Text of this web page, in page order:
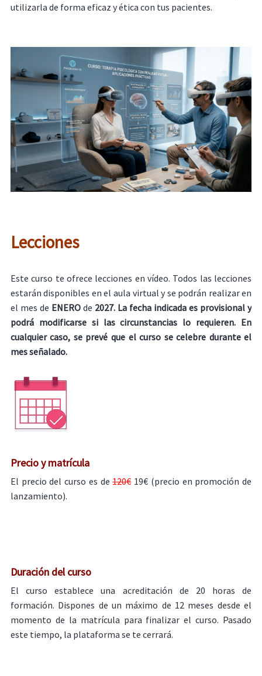
utilizarla de forma eficaz y ética con tus pacientes.
Lecciones
Este curso te ofrece lecciones en vídeo. Todos las lecciones
estarán disponibles en el aula virtual y se podrán realizar en
el mes de ENEROde 2027. La fecha indicada es provisional y
podrá modificarse si las circunstancias lo requieren. En
cualquier caso, se prevé que el curso se celebre durante el
mes señalado.
Precio y matrícula
El precio del curso es de120€19€ (precio en promoción de
lanzamiento).
Duración del curso
El curso establece una acreditación de 20 horas de
formación. Dispones de un máximo de 12 meses desde el
momento de la matrícula para finalizar el curso. Pasado
este tiempo, la plataforma se te cerrará.